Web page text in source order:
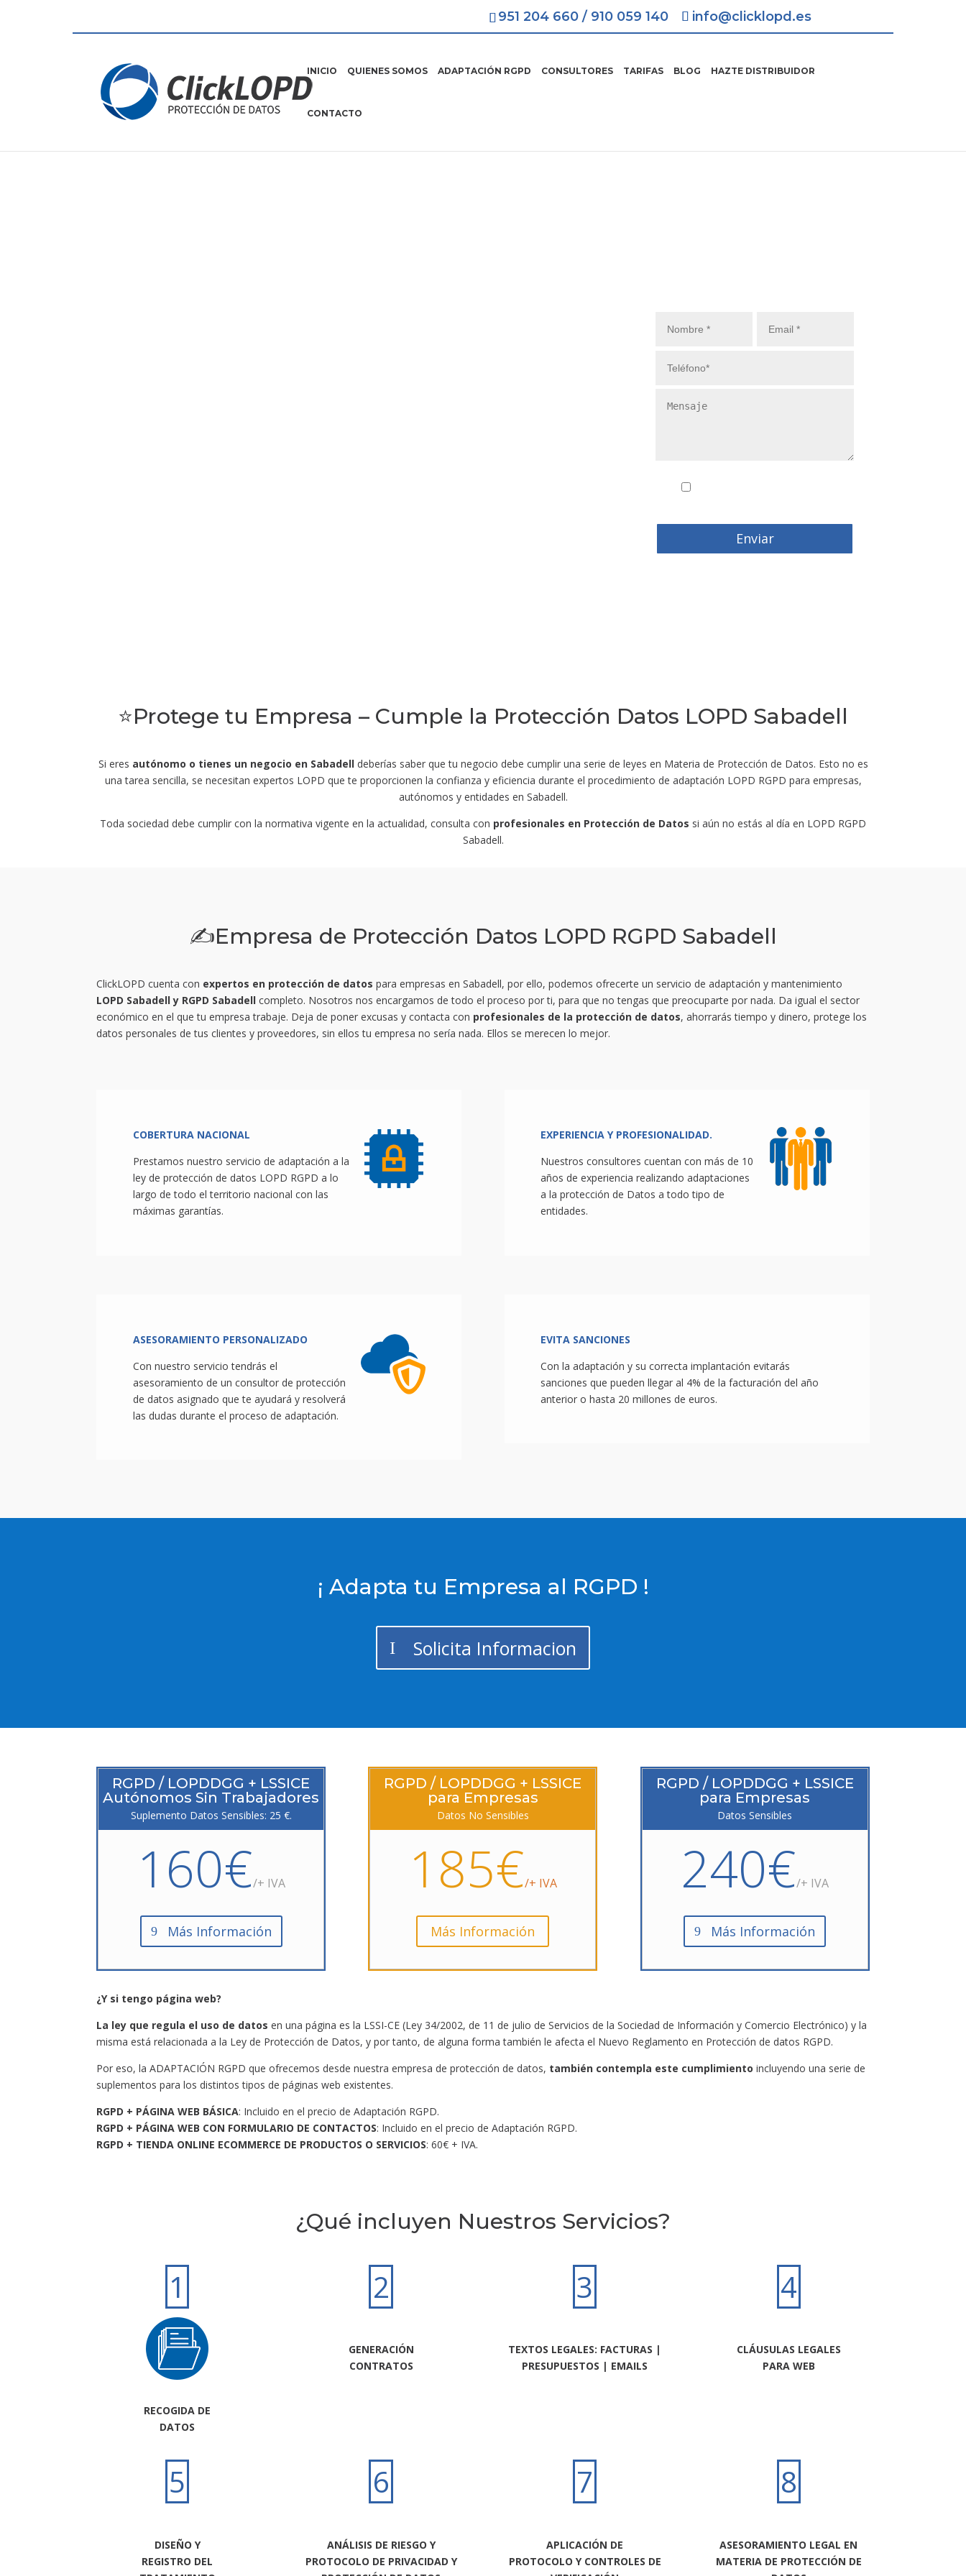
951 204 660/ 910 059 140 info@clicklopd.es
INICIO QUIENES SOMOS ADAPTACIÓN RGPD CONSULTORES TARIFAS BLOG HAZTE DISTRIBUIDOR
CONTACTO
Enviar
⭐Protege tu Empresa – Cumple la Protección Datos LOPD Sabadell
Si eres autónomo o tienes un negocio en Sabadelldeberías saber que tu negocio debe cumplir una serie de leyes en Materia de Protección de Datos. Esto no es
una tarea sencilla, se necesitan expertos LOPD que te proporcionen la confianza y eficiencia durante el procedimiento de adaptación LOPD RGPD para empresas,
autónomos y entidades en Sabadell.
Toda sociedad debe cumplir con la normativa vigente en la actualidad, consulta con profesionales en Protección de Datos si aún no estás al día en LOPD RGPD
Sabadell.
✍Empresa de Protección Datos LOPD RGPD Sabadell
ClickLOPD cuenta con expertos en protección de datos para empresas en Sabadell, por ello, podemos ofrecerte un servicio de adaptación y mantenimiento
LOPD Sabadell y RGPD Sabadell completo. Nosotros nos encargamos de todo el proceso por ti, para que no tengas que preocuparte por nada. Da igual el sector
económico en el que tu empresa trabaje. Deja de poner excusas y contacta con profesionales de la protección de datos, ahorrarás tiempo y dinero, protege los
datos personales de tus clientes y proveedores, sin ellos tu empresa no sería nada. Ellos se merecen lo mejor.
COBERTURA NACIONAL
Prestamos nuestro servicio de adaptación a la
ley de protección de datos LOPD RGPD a lo
largo de todo el territorio nacional con las
máximas garantías.
EXPERIENCIA Y PROFESIONALIDAD.
Nuestros consultores cuentan con más de 10
años de experiencia realizando adaptaciones
a la protección de Datos a todo tipo de
entidades.
ASESORAMIENTO PERSONALIZADO
Con nuestro servicio tendrás el
asesoramiento de un consultor de protección
de datos asignado que te ayudará y resolverá
las dudas durante el proceso de adaptación.
EVITA SANCIONES
Con la adaptación y su correcta implantación evitarás
sanciones que pueden llegar al 4% de la facturación del año
anterior o hasta 20 millones de euros.
¡ Adapta tu Empresa al RGPD !
Solicita Informacion
RGPD / LOPDDGG + LSSICE
Autónomos Sin Trabajadores
Suplemento Datos Sensibles: 25 €.
160€/+ IVA
Más Información
RGPD / LOPDDGG + LSSICE
para Empresas
Datos No Sensibles
185€/+ IVA
Más Información
RGPD / LOPDDGG + LSSICE
para Empresas
Datos Sensibles
240€/+ IVA
Más Información
¿Y si tengo página web?
La ley que regula el uso de datos en una página es la LSSI-CE (Ley 34/2002, de 11 de julio de Servicios de la Sociedad de Información y Comercio Electrónico) y la
misma está relacionada a la Ley de Protección de Datos, y por tanto, de alguna forma también le afecta el Nuevo Reglamento en Protección de datos RGPD.
Por eso, la ADAPTACIÓN RGPD que ofrecemos desde nuestra empresa de protección de datos, también contempla este cumplimiento incluyendo una serie de
suplementos para los distintos tipos de páginas web existentes.
RGPD + PÁGINA WEB BÁSICA: Incluido en el precio de Adaptación RGPD.
RGPD + PÁGINA WEB CON FORMULARIO DE CONTACTOS: Incluido en el precio de Adaptación RGPD.
RGPD + TIENDA ONLINE ECOMMERCE DE PRODUCTOS O SERVICIOS: 60€ + IVA.
¿Qué incluyen Nuestros Servicios?
1
RECOGIDA DE
DATOS
2
GENERACIÓN
CONTRATOS
3
TEXTOS LEGALES: FACTURAS |
PRESUPUESTOS | EMAILS
4
CLÁUSULAS LEGALES
PARA WEB
5
DISEÑO Y
REGISTRO DEL
6
ANÁLISIS DE RIESGO Y
PROTOCOLO DE PRIVACIDAD Y
7
APLICACIÓN DE
PROTOCOLO Y CONTROLES DE
8
ASESORAMIENTO LEGAL EN
MATERIA DE PROTECCIÓN DE